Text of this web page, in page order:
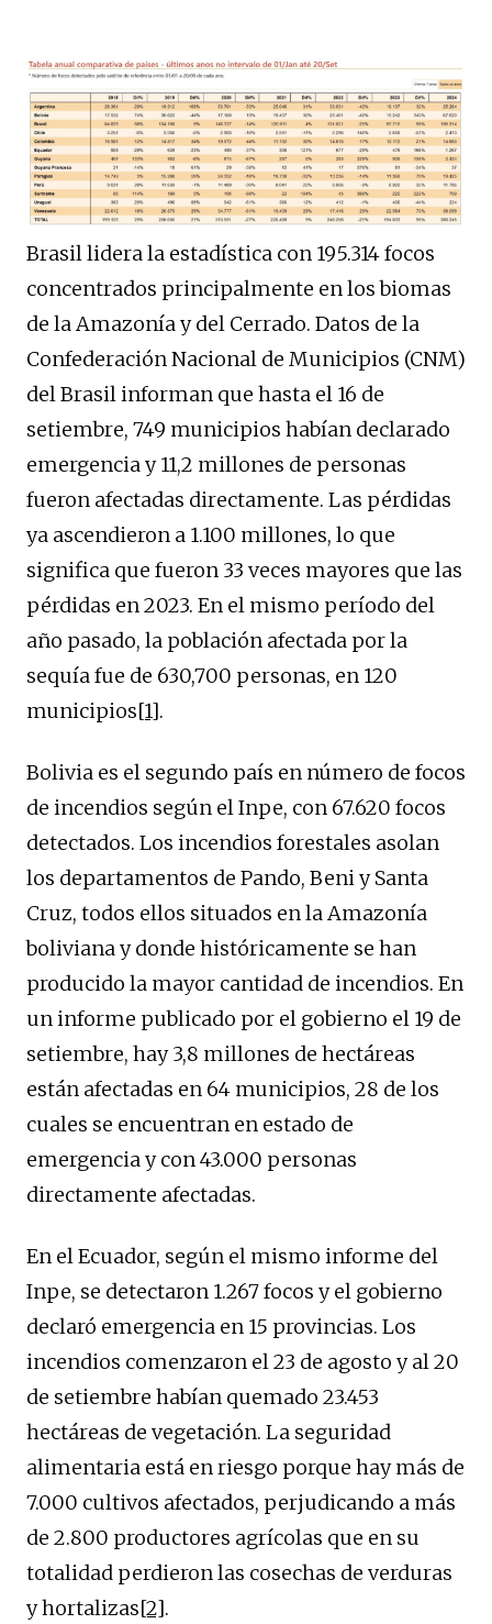
Brasil lidera la estadística con 195.314 focos
concentrados principalmente en los biomas
de la Amazonía y del Cerrado. Datos de la
Confederación Nacional de Municipios (CNM)
del Brasil informan que hasta el 16 de
setiembre, 749 municipios habían declarado
emergencia y 11,2 millones de personas
fueron afectadas directamente. Las pérdidas
ya ascendieron a 1.100 millones, lo que
significa que fueron 33 veces mayores que las
pérdidas en 2023. En el mismo período del
año pasado, la población afectada por la
sequía fue de 630,700 personas, en 120
municipios[1].
Bolivia es el segundo país en número de focos
de incendios según el Inpe, con 67.620 focos
detectados. Los incendios forestales asolan
los departamentos de Pando, Beni y Santa
Cruz, todos ellos situados en la Amazonía
boliviana y donde históricamente se han
producido la mayor cantidad de incendios. En
un informe publicado por el gobierno el 19 de
setiembre, hay 3,8 millones de hectáreas
están afectadas en 64 municipios, 28 de los
cuales se encuentran en estado de
emergencia y con 43.000 personas
directamente afectadas.
En el Ecuador, según el mismo informe del
Inpe, se detectaron 1.267 focos y el gobierno
declaró emergencia en 15 provincias. Los
incendios comenzaron el 23 de agosto y al 20
de setiembre habían quemado 23.453
hectáreas de vegetación. La seguridad
alimentaria está en riesgo porque hay más de
7.000 cultivos afectados, perjudicando a más
de 2.800 productores agrícolas que en su
totalidad perdieron las cosechas de verduras
y hortalizas[2].